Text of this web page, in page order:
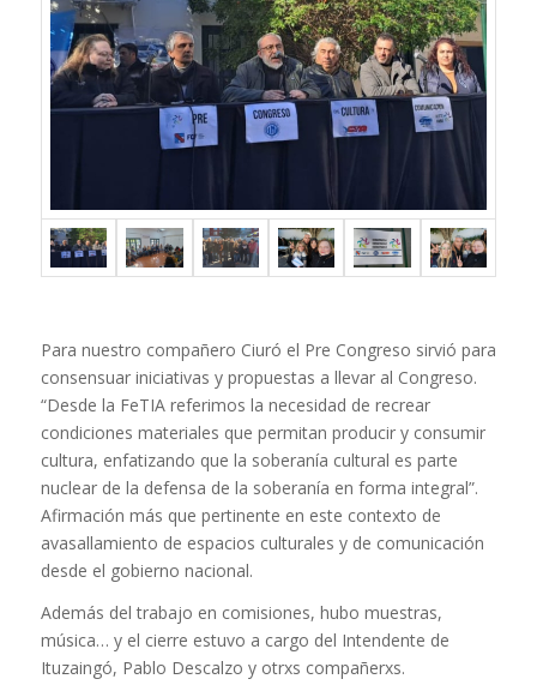
Para nuestro compañero Ciuró el Pre Congreso sirvió para
consensuar iniciativas y propuestas a llevar al Congreso.
“Desde la FeTIA referimos la necesidad de recrear
condiciones materiales que permitan producir y consumir
cultura, enfatizando que la soberanía cultural es parte
nuclear de la defensa de la soberanía en forma integral”.
Afirmación más que pertinente en este contexto de
avasallamiento de espacios culturales y de comunicación
desde el gobierno nacional.
Además del trabajo en comisiones, hubo muestras,
música… y el cierre estuvo a cargo del Intendente de
Ituzaingó, Pablo Descalzo y otrxs compañerxs.